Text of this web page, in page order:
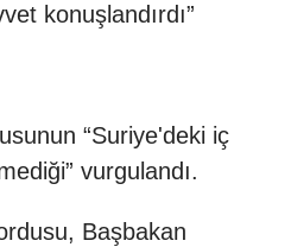
konuşlandırdı”
“Suriye'deki iç
vurgulandı.
Başbakan